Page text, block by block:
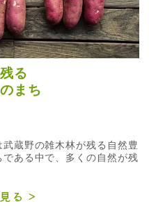
る
まち
蔵野の雑木林が残る自然豊
ある中で、多くの自然が残
る